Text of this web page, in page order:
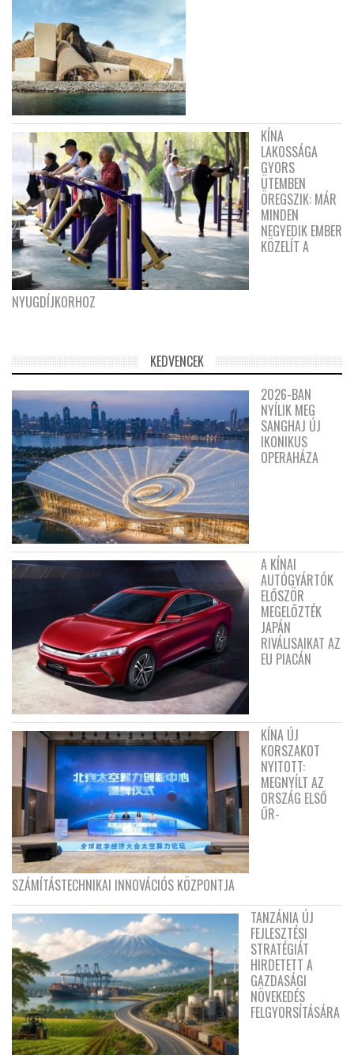
KÍNA
LAKOSSÁGA
GYORS
ÜTEMBEN
ÖREGSZIK: MÁR
MINDEN
NEGYEDIK EMBER
KÖZELÍT A
NYUGDÍJKORHOZ
KEDVENCEK
2026-BAN
NYÍLIK MEG
SANGHAJ ÚJ
IKONIKUS
OPERAHÁZA
A KÍNAI
AUTÓGYÁRTÓK
ELŐSZÖR
MEGELŐZTÉK
JAPÁN
RIVÁLISAIKAT AZ
EU PIACÁN
KÍNA ÚJ
KORSZAKOT
NYITOTT:
MEGNYÍLT AZ
ORSZÁG ELSŐ
ŰR-
SZÁMÍTÁSTECHNIKAI INNOVÁCIÓS KÖZPONTJA
TANZÁNIA ÚJ
FEJLESZTÉSI
STRATÉGIÁT
HIRDETETT A
GAZDASÁGI
NÖVEKEDÉS
FELGYORSÍTÁSÁRA